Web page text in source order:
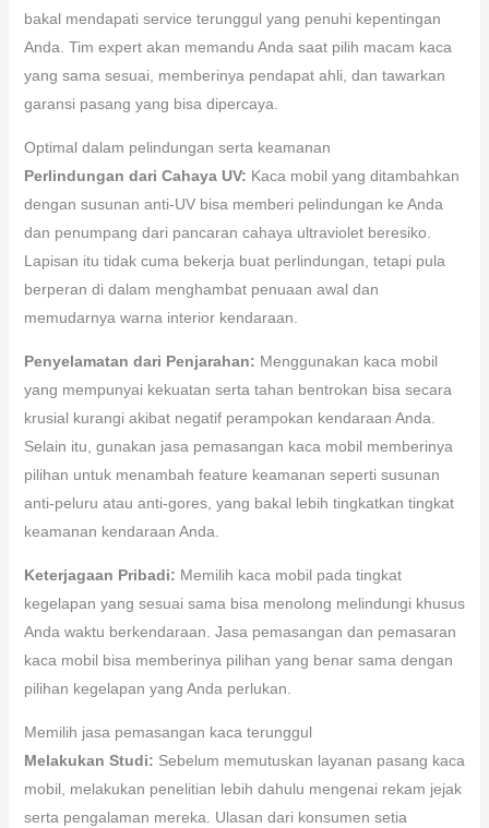
bakal mendapati service terunggul yang penuhi kepentingan
Anda. Tim expert akan memandu Anda saat pilih macam kaca
yang sama sesuai, memberinya pendapat ahli, dan tawarkan
garansi pasang yang bisa dipercaya.
Optimal dalam pelindungan serta keamanan
Perlindungan dari Cahaya UV: Kaca mobil yang ditambahkan
dengan susunan anti-UV bisa memberi pelindungan ke Anda
dan penumpang dari pancaran cahaya ultraviolet beresiko.
Lapisan itu tidak cuma bekerja buat perlindungan, tetapi pula
berperan di dalam menghambat penuaan awal dan
memudarnya warna interior kendaraan.
Penyelamatan dari Penjarahan: Menggunakan kaca mobil
yang mempunyai kekuatan serta tahan bentrokan bisa secara
krusial kurangi akibat negatif perampokan kendaraan Anda.
Selain itu, gunakan jasa pemasangan kaca mobil memberinya
pilihan untuk menambah feature keamanan seperti susunan
anti-peluru atau anti-gores, yang bakal lebih tingkatkan tingkat
keamanan kendaraan Anda.
Keterjagaan Pribadi: Memilih kaca mobil pada tingkat
kegelapan yang sesuai sama bisa menolong melindungi khusus
Anda waktu berkendaraan. Jasa pemasangan dan pemasaran
kaca mobil bisa memberinya pilihan yang benar sama dengan
pilihan kegelapan yang Anda perlukan.
Memilih jasa pemasangan kaca terunggul
Melakukan Studi: Sebelum memutuskan layanan pasang kaca
mobil, melakukan penelitian lebih dahulu mengenai rekam jejak
serta pengalaman mereka. Ulasan dari konsumen setia